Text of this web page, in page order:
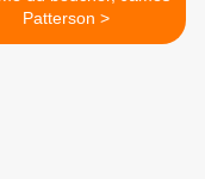
Patterson >